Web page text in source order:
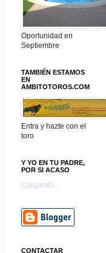
Oportunidad en
Septiembre
TAMBIÉN ESTAMOS
EN
AMBITOTOROS.COM
Entra y hazte con el
toro
Y YO EN TU PADRE,
POR SI ACASO
Cargando...
CONTACTAR